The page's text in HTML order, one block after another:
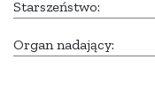
Starszeństwo:
Organ nadający: